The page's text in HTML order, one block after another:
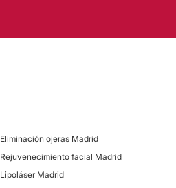
Eliminación ojeras Madrid
Rejuvenecimiento facial Madrid
Lipoláser Madrid